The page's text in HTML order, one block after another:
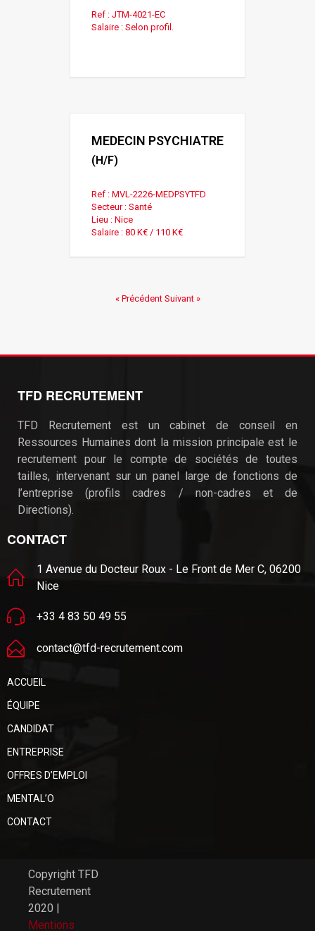
Ref : JTM-4021-EC
Salaire : Selon profil.
MEDECIN PSYCHIATRE
(H/F)
Ref : MVL-2226-MEDPSYTFD
Secteur : Santé
Lieu : Nice
Salaire : 80 K€ / 110 K€
« Précédent Suivant »
TFD RECRUTEMENT
TFD Recrutement est un cabinet de conseil en
Ressources Humaines dont la mission principale est le
recrutement pour le compte de sociétés de toutes
tailles, intervenant sur un panel large de fonctions de
l’entreprise (profils cadres / non-cadres et de
Directions).
CONTACT
1 Avenue du Docteur Roux - Le Front de Mer C, 06200
Nice
+33 4 83 50 49 55
contact@tfd-recrutement.com
ACCUEIL
ÉQUIPE
CANDIDAT
ENTREPRISE
OFFRES D’EMPLOI
MENTAL’O
CONTACT
Copyright TFD
Recrutement
2020 |
Mentions